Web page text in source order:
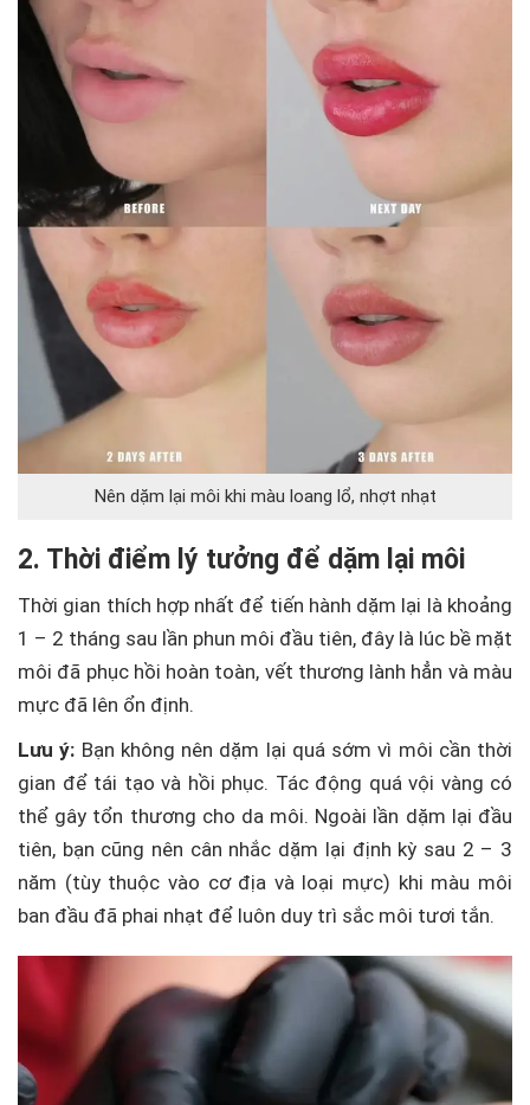
Nên dặm lại môi khi màu loang lổ, nhợt nhạt
2. Thời điểm lý tưởng để dặm lại môi
Thời gian thích hợp nhất để tiến hành dặm lại là khoảng
1 – 2 tháng sau lần phun môi đầu tiên, đây là lúc bề mặt
môi đã phục hồi hoàn toàn, vết thương lành hẳn và màu
mực đã lên ổn định.
Lưu ý: Bạn không nên dặm lại quá sớm vì môi cần thời
gian để tái tạo và hồi phục. Tác động quá vội vàng có
thể gây tổn thương cho da môi. Ngoài lần dặm lại đầu
tiên, bạn cũng nên cân nhắc dặm lại định kỳ sau 2 – 3
năm (tùy thuộc vào cơ địa và loại mực) khi màu môi
ban đầu đã phai nhạt để luôn duy trì sắc môi tươi tắn.